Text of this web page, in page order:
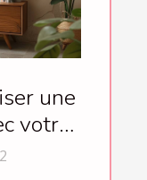
une
votre